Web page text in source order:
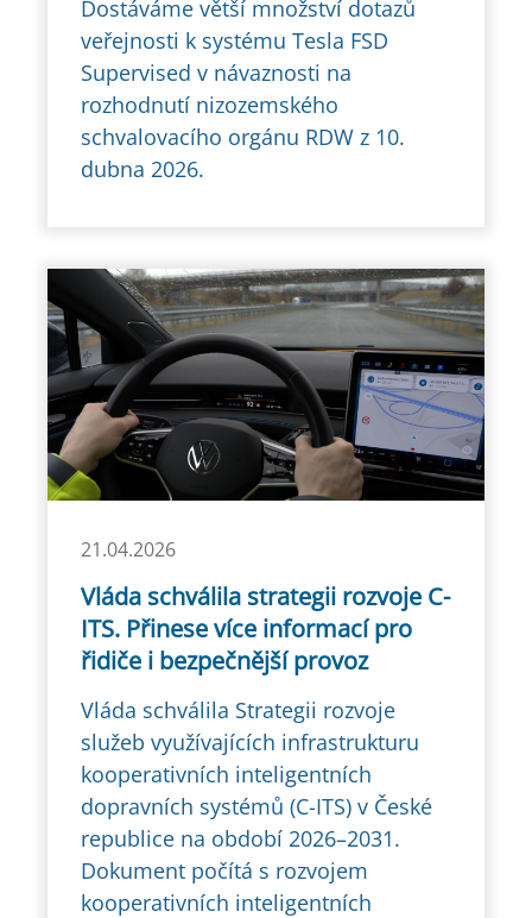
Dostáváme větší množství dotazů
veřejnosti k systému Tesla FSD
Supervised v návaznosti na
rozhodnutí nizozemského
schvalovacího orgánu RDW z 10.
dubna 2026.
21.04.2026
Vláda schválila strategii rozvoje C-
ITS. Přinese více informací pro
řidiče i bezpečnější provoz
Vláda schválila Strategii rozvoje
služeb využívajících infrastrukturu
kooperativních inteligentních
dopravních systémů (C-ITS) v České
republice na období 2026–2031.
Dokument počítá s rozvojem
kooperativních inteligentních